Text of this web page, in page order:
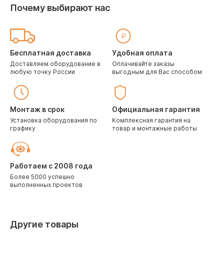
Почему выбирают нас
Бесплатная доставка
Доставляем оборудование в
любую точку России
Удобная оплата
Оплачивайте заказы
выгодным для Вас способом
Монтаж в срок
Установка оборудования по
графику
Официальная гарантия
Комплексная гарантия на
товар и монтажные работы
Работаем с 2008 года
Более 5000 успешно
выполненных проектов
Другие товары